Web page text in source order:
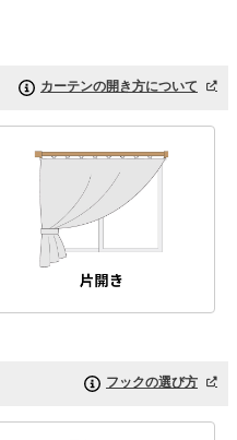
カーテンの開き方について
フックの選び方